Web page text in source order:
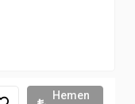
Hemen